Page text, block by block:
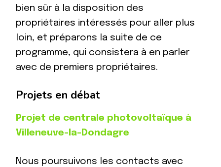
bien sûr à la disposition des
propriétaires intéressés pour aller plus
loin, et préparons la suite de ce
programme, qui consistera à en parler
avec de premiers propriétaires.
Projets en débat
Projet de centrale photovoltaïque à
Villeneuve-la-Dondagre
Nous poursuivons les contacts avec